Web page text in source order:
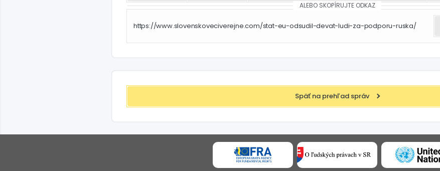
ALEBO SKOPÍRUJTE ODKAZ
https://www.slovenskoveciverejne.com/stat-eu-odsudil-devat-ludi-za-podporu-ruska/
Späť na prehľad správ